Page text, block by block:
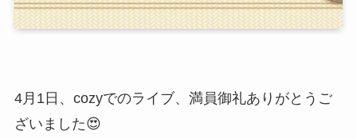
4月1日、cozyでのライブ、満員御礼ありがとうご
ざいました😍